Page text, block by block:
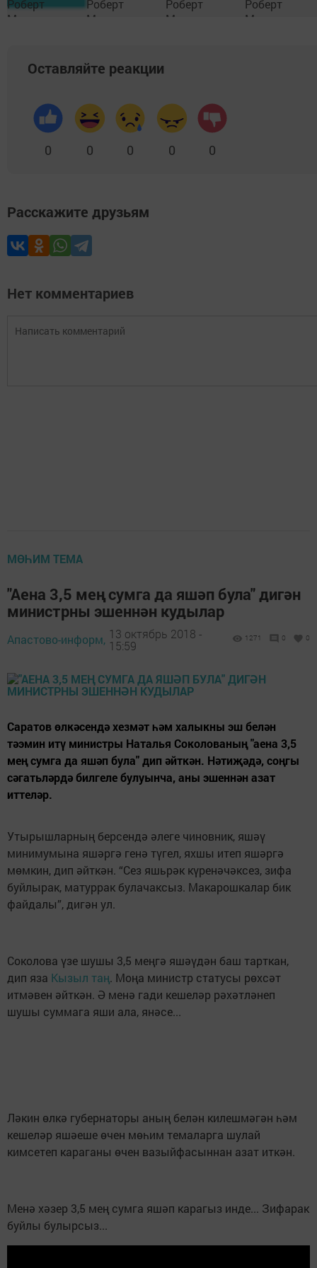
Оставляйте реакции
0 0 0 0 0
Расскажите друзьям
Нет комментариев
МӨҺИМ ТЕМА
"Аена 3,5 мең сумга да яшәп була" дигән
министрны эшеннән кудылар
Апастово-информ, 13 октябрь 2018 -
15:59
1271 0 0
Саратов өлкәсендә хезмәт һәм халыкны эш белән
тәэмин итү министры Наталья Соколованың "аена 3,5
мең сумга да яшәп була" дип әйткән. Нәтиҗәдә, соңгы
сәгатьләрдә билгеле булуынча, аны эшеннән азат
иттеләр.
Утырышларның берсендә әлеге чиновник, яшәү
минимумына яшәргә генә түгел, яхшы итеп яшәргә
мөмкин, дип әйткән. “Сез яшьрәк күренәчәксез, зифа
буйлырак, матуррак булачаксыз. Макарошкалар бик
файдалы”, дигән ул.
Соколова үзе шушы 3,5 меңгә яшәүдән баш тарткан,
дип яза Кызыл таң. Моңа министр статусы рөхсәт
итмәвен әйткән. Ә менә гади кешеләр рәхәтләнеп
шушы суммага яши ала, янәсе...
Ләкин өлкә губернаторы аның белән килешмәгән һәм
кешеләр яшәеше өчен мөһим темаларга шулай
кимсетеп караганы өчен вазыйфасыннан азат иткән.
Менә хәзер 3,5 мең сумга яшәп карагыз инде... Зифарак
буйлы булырсыз...